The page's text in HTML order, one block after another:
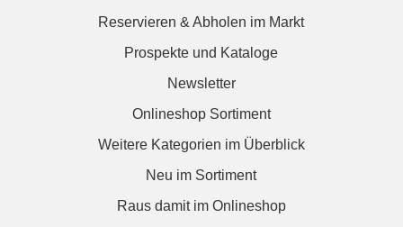
Reservieren & Abholen im Markt
Prospekte und Kataloge
Newsletter
Onlineshop Sortiment
Weitere Kategorien im Überblick
Neu im Sortiment
Raus damit im Onlineshop